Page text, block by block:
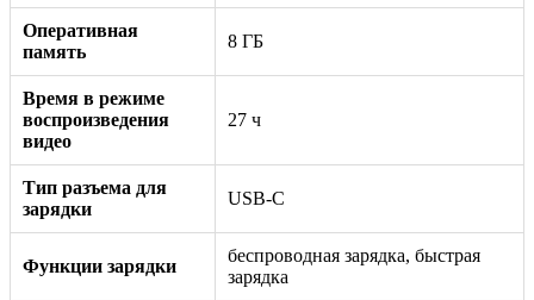
Оперативная
память
8 ГБ
Время в режиме
воспроизведения
видео
27 ч
Тип разъема для
зарядки
USB-C
Функции зарядки
беспроводная зарядка, быстрая
зарядка